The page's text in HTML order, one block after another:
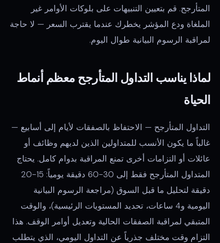
المتأرجح. قم بتعيين التنبيهات على بلوكات الأوامر غير
الملغاة ودع المؤشر يخطرك عندما يقترب السعر — لا حاجة
لمراقبة الرسوم البيانية طوال اليوم.
لماذا يناسب التداول المتأرجح معظم أنماط
الحياة
التداول المتأرجح — الاحتفاظ بالصفقات لأيام إلى أسابيع —
غالباً ما يكون الأنسب للمتداولين الذين لديهم وظائف أو
عائلات أو التزامات أخرى تمنع المراقبة بدوام كامل. يحتاج
المتداول المتأرجح فقط إلى 30-60 دقيقة يومياً: 15-20
دقيقة لتحليل ما قبل السوق (مراجعة الرسوم البيانية
اليومية و4 ساعات، تحديد المستويات الرئيسية)، والوقت
المتبقي لمراقبة الصفقات الحالية وتعديل أوامر الوقف. هذا
التزام وقت مختلف جذرياً عن التداول اليومي، الذي يتطلب